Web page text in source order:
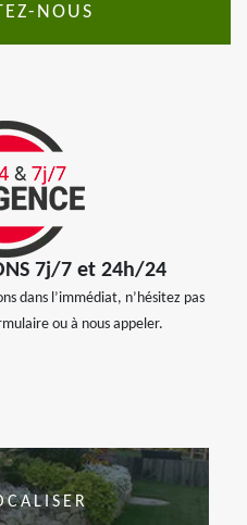
NOUS
7j/7 et 24h/24
dans l’immédiat, n’hésitez pas
ou à nous appeler.